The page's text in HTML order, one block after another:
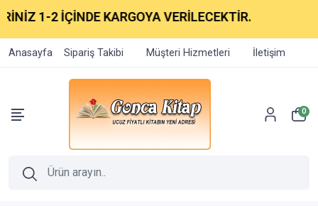
1-2 İÇİNDE KARGOYA VERİLECEKTİR.
Anasayfa Sipariş Takibi Müşteri Hizmetleri İletişim
0